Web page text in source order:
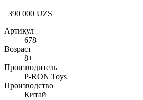
390 000 UZS
Артикул
678
Возраст
8+
Производитель
P-RON Toys
Производство
Китай